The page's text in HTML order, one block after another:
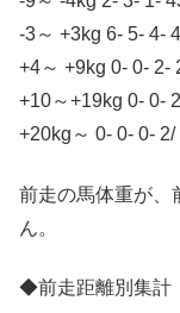
-3～ +3kg 6- 5- 4-
+4～ +9kg 0- 0- 2-
+10～+19kg 0- 0-
+20kg～ 0- 0- 0-
前走の馬体重が、
ん。
◆前走距離別集計